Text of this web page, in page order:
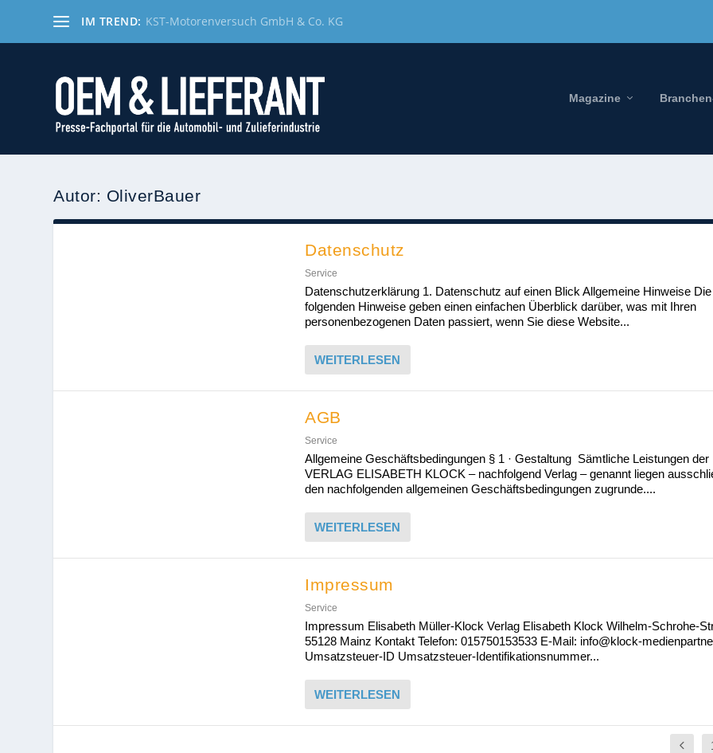
IM TREND: KST-Motorenversuch GmbH & Co. KG
Magazine
Autor: OliverBauer
Datenschutz
Service
Datenschutz­erklärung 1. Datenschutz auf einen Blick Allgemeine Hinweise Die
folgenden Hinweise geben einen einfachen Überblick darüber, was mit Ihren
personenbezogenen Daten passiert, wenn Sie diese Website...
WEITERLESEN
AGB
Service
Allgemeine Geschäftsbedingungen § 1 · Gestaltung Sämtliche Leistungen der
VERLAG ELISABETH KLOCK – nachfolgend Verlag – genannt liegen
den nachfolgenden allgemeinen Geschäftsbedingungen zugrunde....
WEITERLESEN
Impressum
Service
Impressum Elisabeth Müller-Klock Verlag Elisabeth Klock Wilhelm-Schrohe-
55128 Mainz Kontakt Telefon: 015750153533 E-Mail: info@klock-
Umsatzsteuer-ID Umsatzsteuer-Identifikationsnummer...
WEITERLESEN